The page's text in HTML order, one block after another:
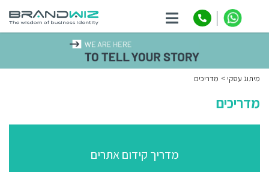
מיתוג עסקי מדריכים
מדריכים
מדריך קידום אתרים